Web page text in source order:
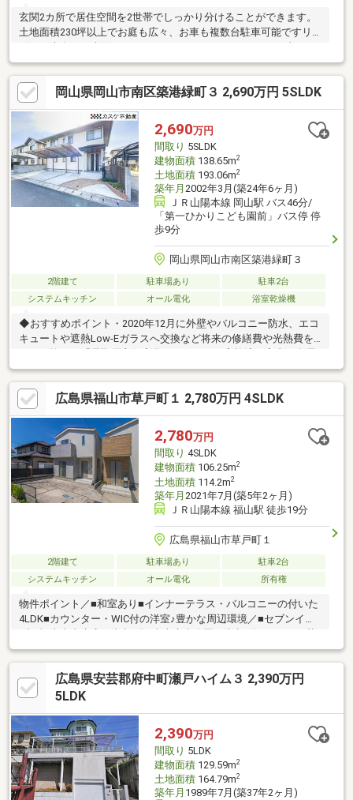
玄関2カ所で居住空間を2世帯でしっかり分けることができます。
土地面積230坪以上でお庭も広々、お車も複数台駐車可能ですリ
良好なお家♪・オール電化※太陽光発電設備あり(2世帯分)令和７年
度固定資産税額：191，100円※(同一敷地、同一用途、同一規模)な
ら建築許可不要で再建築可* *☆* *☆*弊社は岡山を中心に、不
動産総合事業として、売買・賃貸・管理と幅広くお客様にサービ
スをお届けしております！【見学予約】or【資料請求】は下記ボ
タンをクリック♪ お客様の物件探しをしっかりサポートさせて頂
きます *☆* *☆*
岡山県岡山市南区築港緑町３ 2,690万円 5SLDK
2,690万円
間取り 5SLDK
建物面積138.65m2
土地面積193.06m2
築年月 2002年3月(築24年6ヶ月)
ＪＲ山陽本線 岡山駅 バス46分/
「第一ひかりこども園前」バス停 停
歩9分
岡山県岡山市南区築港緑町３
2階建て 駐車場あり
駐車2台
システムキッチン
オール電化 浴室乾燥機
◆おすすめポイント・2020年12月に外壁やバルコニー防水、エコ
キュートや遮熱Low-Eガラスへ交換など将来の修繕費や光熱費を
室6帖以上の5LDK。WICや1階の納戸など荷物が多いご家族も大満
足の収納力◎キッチンは使い勝手の良い引出し式を採用・前面道
路は行き止まりの為車の通り抜けがなく小さなお子様がいる家庭
も安心の落ち着いた環境・天満屋ハピータウン岡南店、TOHOシ
ネマズ岡南まで徒歩15分、岡山支線バス（妹尾・岡南線）の「築
港緑町三丁目」バス停まで徒歩3分、毎日の暮らしが充実する立地
管理店岡山店≫0120-677-588
広島県福山市草戸町１ 2,780万円 4SLDK
2,780万円
間取り 4SLDK
建物面積106.25m2
土地面積114.2m2
築年月 2021年7月(築5年2ヶ月)
ＪＲ山陽本線 福山駅 徒歩19分
広島県福山市草戸町１
2階建て 駐車場あり
駐車2台
システムキッチン
オール電化 所有権
物件ポイント／■和室あり■インナーテラス・バルコニーの付いた
4LDK■カウンター・WIC付の洋室♪豊かな周辺環境／■セブンイレ
戸店 / 徒歩 10分ご予約制で見学会開催中です！まずはお電話もし
くはスーモよりお問い合わせください♪ご見学の日程をご相談させ
ていただきます。
広島県安芸郡府中町瀬戸ハイム３ 2,390万円
5LDK
2,390万円
間取り 5LDK
建物面積129.59m2
土地面積164.79m2
築年月 1989年7月(築37年2ヶ月)